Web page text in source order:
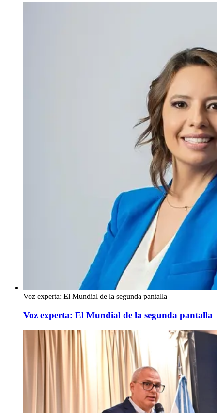
Voz experta: El Mundial de la segunda pantalla
Voz experta: El Mundial de la segunda pantalla